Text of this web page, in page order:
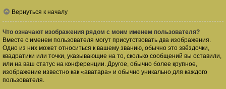
Вернуться к началу
Что означают изображения рядом с моим именем пользователя?
Вместе с именем пользователя могут присутствовать два изображения.
Одно из них может относиться к вашему званию, обычно это звёздочки,
квадратики или точки, указывающие на то, сколько сообщений вы оставили,
или на ваш статус на конференции. Другое, обычно более крупное,
изображение известно как «аватара» и обычно уникально для каждого
пользователя.